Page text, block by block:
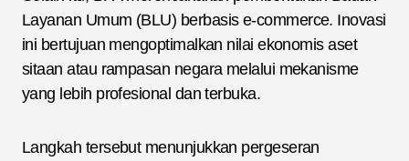
Layanan Umum (BLU) berbasis e-commerce. Inovasi
ini bertujuan mengoptimalkan nilai ekonomis aset
sitaan atau rampasan negara melalui mekanisme
yang lebih profesional dan terbuka.
Langkah tersebut menunjukkan pergeseran